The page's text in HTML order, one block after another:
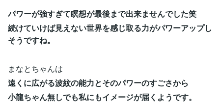
パワーが強すぎて瞑想が最後まで出来ませんでした笑
続けていけば見えない世界を感じ取る力がパワーアップし
そうですね。
まなとちゃんは
遠くに広がる波紋の能力とそのパワーのすごさから
小龍ちゃん無しでも私にもイメージが届くようです。